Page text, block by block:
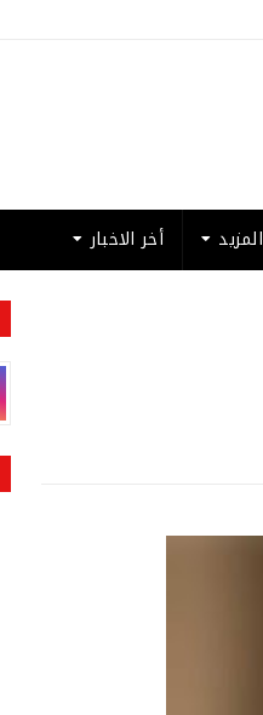
المزيد أخر الاخبار